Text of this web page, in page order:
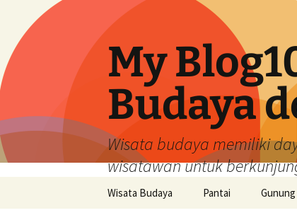
My
Budaya
Wisata budaya memiliki
wisatawan untuk
Wisata Budaya Pantai Gunung